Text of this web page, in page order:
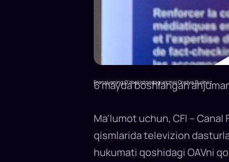
Fransiyaning O‘zbekistondagi elchisi Oreliya Bushez
6 mayda boshlangan
Ma’lumot uchun, CFI –
qismlarida televizion
hukumati qoshidagi OAVni